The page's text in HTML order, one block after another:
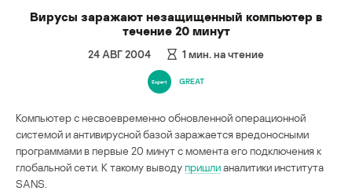
Вирусы заражают незащищенный компьютер в
течение 20 минут
24 АВГ 2004 1 мин. на чтение
GREAT
Компьютер с несвоевременно обновленной операционной
системой и антивирусной базой заражается вредоносными
программами в первые 20 минут с момента его подключения к
глобальной сети. К такому выводупришлианалитики института
SANS.